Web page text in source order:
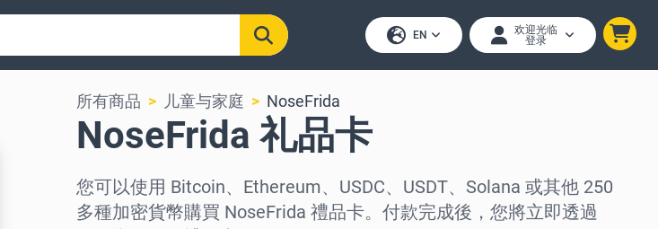
EN
欢迎光临
登录
所有商品 儿童与家庭 NoseFrida
NoseFrida 礼品卡
您可以使用 Bitcoin、Ethereum、USDC、USDT、Solana 或其他 250
多種加密貨幣購買 NoseFrida 禮品卡。付款完成後，您將立即透過